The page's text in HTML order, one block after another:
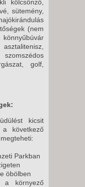
kölcsönző,
sütemény,
(nem
golf,
kicsit
a következő
Parkban
öbölben
a környező